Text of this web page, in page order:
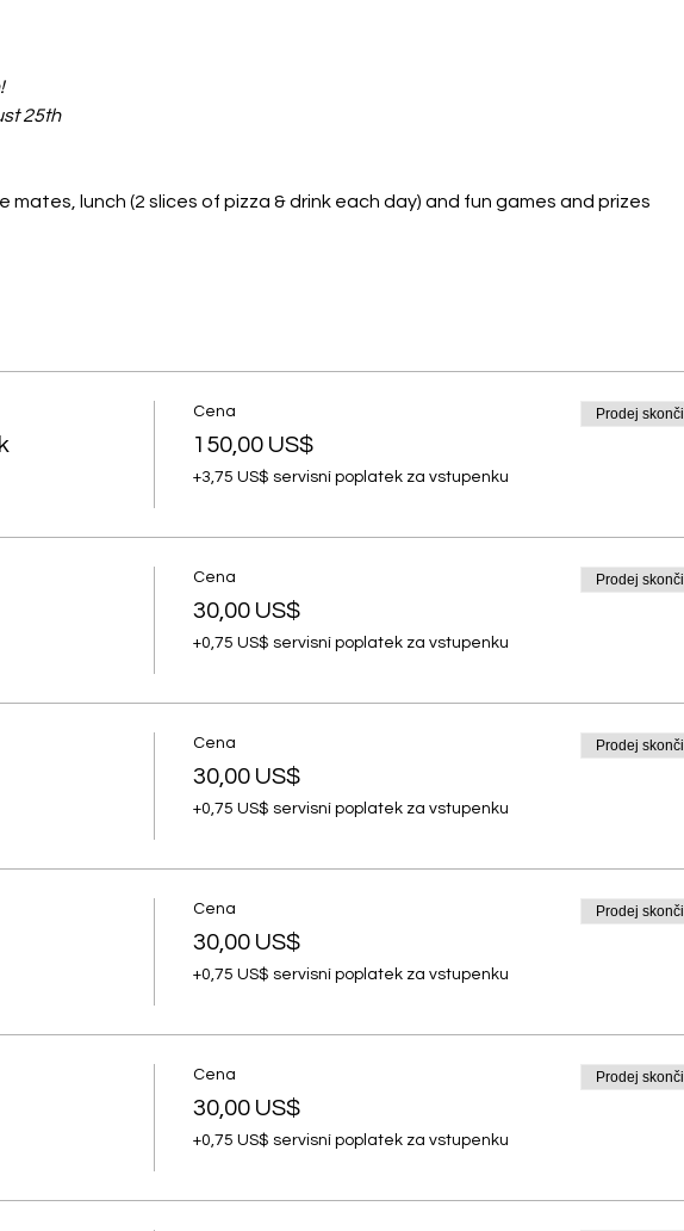
25th
lunch (2 slices of pizza & drink each day) and fun games and prizes
Cena
150,00 US$
+3,75 US$ servisní poplatek za vstupenku
Prodej skončil
Cena
30,00 US$
+0,75 US$ servisní poplatek za vstupenku
Prodej skončil
Cena
30,00 US$
+0,75 US$ servisní poplatek za vstupenku
Prodej skončil
Cena
30,00 US$
+0,75 US$ servisní poplatek za vstupenku
Prodej skončil
Cena
30,00 US$
+0,75 US$ servisní poplatek za vstupenku
Prodej skončil